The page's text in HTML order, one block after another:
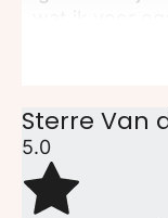
mee. Ik
Sterre Van
5.0